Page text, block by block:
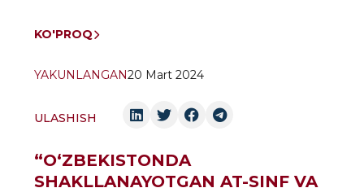
KO'PROQ
YAKUNLANGAN20 Mart 2024
ULASHISH
“O‘ZBEKISTONDA
SHAKLLANAYOTGAN AT-SINF VA